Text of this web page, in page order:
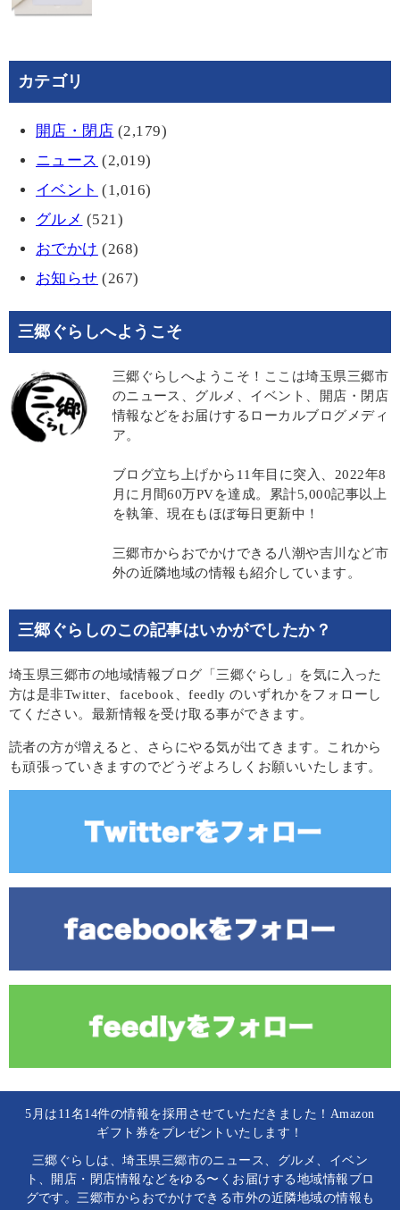
カテゴリ
開店・閉店 (2,179)
ニュース (2,019)
イベント (1,016)
グルメ (521)
おでかけ (268)
お知らせ (267)
三郷ぐらしへようこそ
三郷ぐらしへようこそ！ここは埼玉県三郷市
のニュース、グルメ、イベント、開店・閉店
情報などをお届けするローカルブログメディ
ア。
ブログ立ち上げから11年目に突入、2022年8
月に月間60万PVを達成。累計5,000記事以上
を執筆、現在もほぼ毎日更新中！
三郷市からおでかけできる八潮や吉川など市
外の近隣地域の情報も紹介しています。
三郷ぐらしのこの記事はいかがでしたか？
埼玉県三郷市の地域情報ブログ「三郷ぐらし」を気に入った
方は是非Twitter、facebook、feedly のいずれかをフォローし
てください。最新情報を受け取る事ができます。
読者の方が増えると、さらにやる気が出てきます。これから
も頑張っていきますのでどうぞよろしくお願いいたします。
5月は11名14件の情報を採用させていただきました！Amazon
ギフト券をプレゼントいたします！
三郷ぐらしは、埼玉県三郷市のニュース、グルメ、イベン
ト、開店・閉店情報などをゆる〜くお届けする地域情報ブロ
グです。三郷市からおでかけできる市外の近隣地域の情報も